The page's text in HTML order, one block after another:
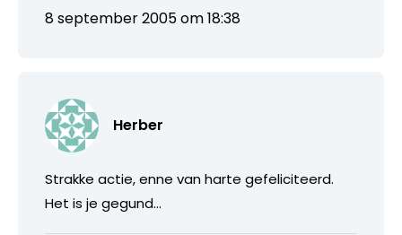
8 september 2005 om 18:38
Herber
Strakke actie, enne van harte gefeliciteerd.
Het is je gegund…